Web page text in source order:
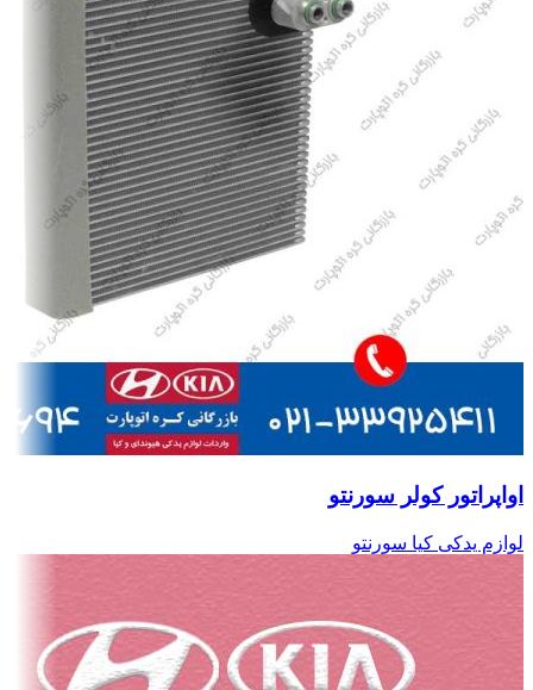
اواپراتور کولر سورنتو
لوازم یدکی کیا سورنتو